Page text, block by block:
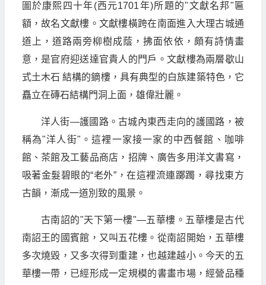
圖於康熙四十年(西元1701年)所題的"文獻名邦"匾
額，故名文獻樓。文獻樓橫跨在南面進入大理古城通
道上，道路兩旁柳樹成蔭，拂面依依，頗有詩情畫
意，是官府迎送達官貴人的門戶。文獻樓為兩層歇山
式土木石 結構的鏑樓，具有典型的白族建築特色，它
矗立在磚石結構門洞上面，雄偉壯麗。
洋人街—護國路。古城內東西走向的護國路，被
稱為"洋人街"。這裡一家接一家的中西餐館、咖啡
館、茶館及工藝品商店，招牌、廣告多用洋文書寫，
吸著金髮碧眼的“老外”，在這裡流連躑躅，尋找東方
古韻，漸成一道別致的風景。
古南詔的"天下第一樓"—五華樓。五華樓是古代
南詔王的國賓館，又叫五花樓。從南詔開始，五華樓
多次燒毀，又多次得到重建，也越建越小。今天的五
華樓一帶，已經形成一定規模的書畫市場，經營品種